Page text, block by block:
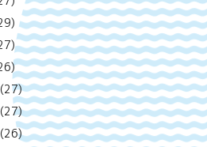
(27)
(27)
(26)